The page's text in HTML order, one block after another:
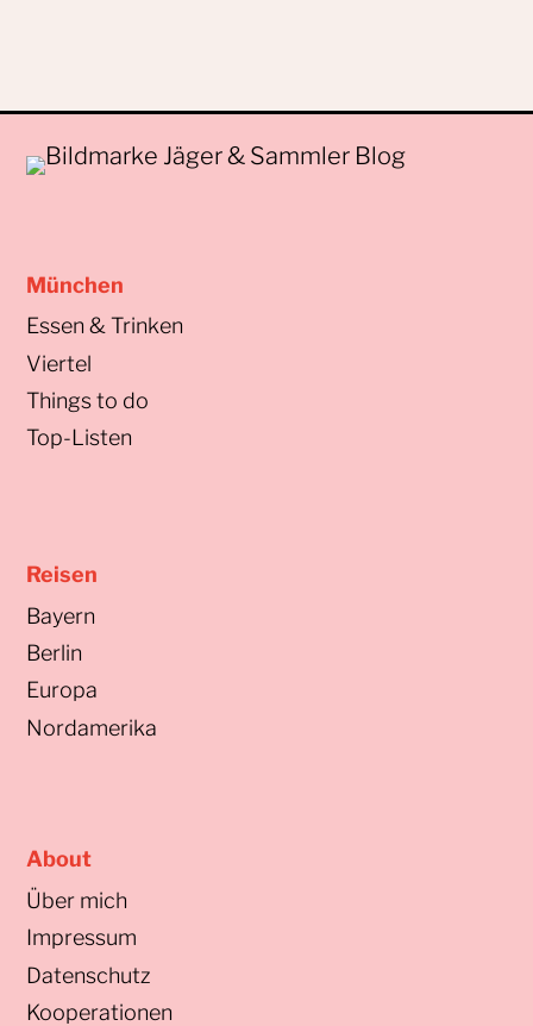
München
Essen & Trinken
Viertel
Things to do
Top-Listen
Reisen
Bayern
Berlin
Europa
Nordamerika
About
Über mich
Impressum
Datenschutz
Kooperationen